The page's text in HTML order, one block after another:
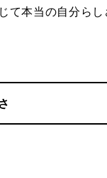
本当の自分らし